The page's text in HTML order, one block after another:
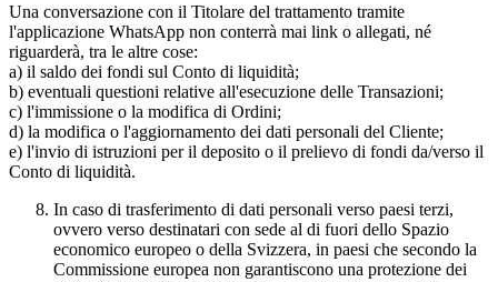
Una conversazione con il Titolare del trattamento tramite
l'applicazione WhatsApp non conterrà mai link o allegati, né
riguarderà, tra le altre cose:
a) il saldo dei fondi sul Conto di liquidità;
b) eventuali questioni relative all'esecuzione delle Transazioni;
c) l'immissione o la modifica di Ordini;
d) la modifica o l'aggiornamento dei dati personali del Cliente;
e) l'invio di istruzioni per il deposito o il prelievo di fondi da/verso il
Conto di liquidità.
In caso di trasferimento di dati personali verso paesi terzi,
ovvero verso destinatari con sede al di fuori dello Spazio
economico europeo o della Svizzera, in paesi che secondo la
Commissione europea non garantiscono una protezione dei